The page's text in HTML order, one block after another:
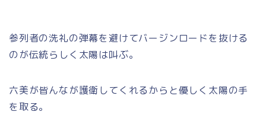
参列者の洗礼の弾幕を避けてバージンロードを抜ける
のが伝統らしく太陽は叫ぶ。
六美が皆んなが護衛してくれるからと優しく太陽の手
を取る。